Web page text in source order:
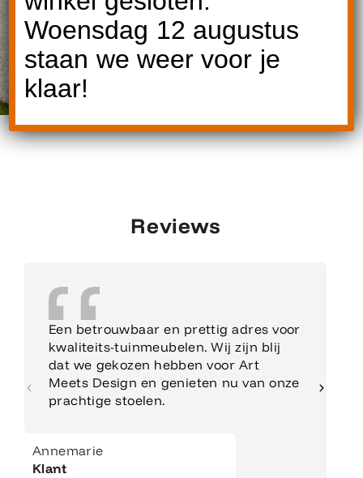
Reviews
Een betrouwbaar en prettig adres voor
kwaliteits-tuinmeubelen. Wij zijn blij
dat we gekozen hebben voor Art
Meets Design en genieten nu van onze
prachtige stoelen.
Annemarie
Klant
Woensdag 12 augustus
staan we weer voor je
klaar!